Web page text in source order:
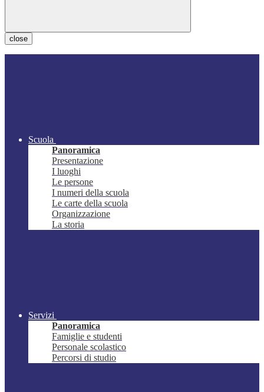
close
Scuola
Panoramica
Presentazione
I luoghi
Le persone
I numeri della scuola
Le carte della scuola
Organizzazione
La storia
Servizi
Panoramica
Famiglie e studenti
Personale scolastico
Percorsi di studio